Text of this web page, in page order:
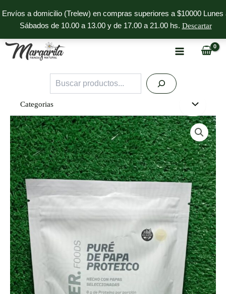
Envíos a domicilio (Trelew) en compras superiores a $10000 Lunes
Sábados de 10.00 a 13.00 y de 17.00 a 21.00 hs. Descartar
al
contenido
Buscar
Categorias
Pure
Proteico
Granger
cantidad